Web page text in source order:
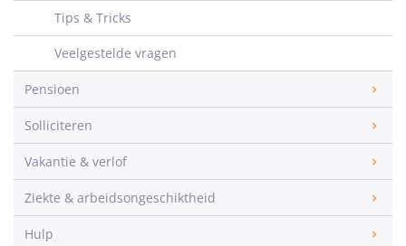
Tips & Tricks
Veelgestelde vragen
Pensioen
Solliciteren
Vakantie & verlof
Ziekte & arbeidsongeschiktheid
Hulp